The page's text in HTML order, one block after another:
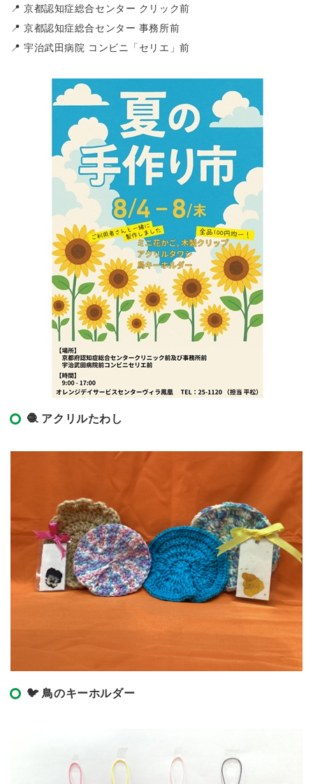
📍 京都認知症総合センター クリック前
📍 京都認知症総合センター 事務所前
📍 宇治武田病院 コンビニ「セリエ」前
🧶 アクリルたわし
🐦 鳥のキーホルダー